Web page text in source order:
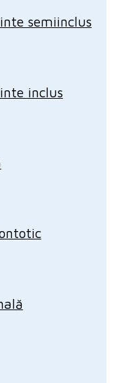
semiinclus
inclus